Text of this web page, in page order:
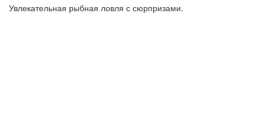
Увлекательная рыбная ловля с сюрпризами.